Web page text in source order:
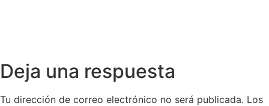
Deja una respuesta
Tu dirección de correo electrónico no será publicada. Los